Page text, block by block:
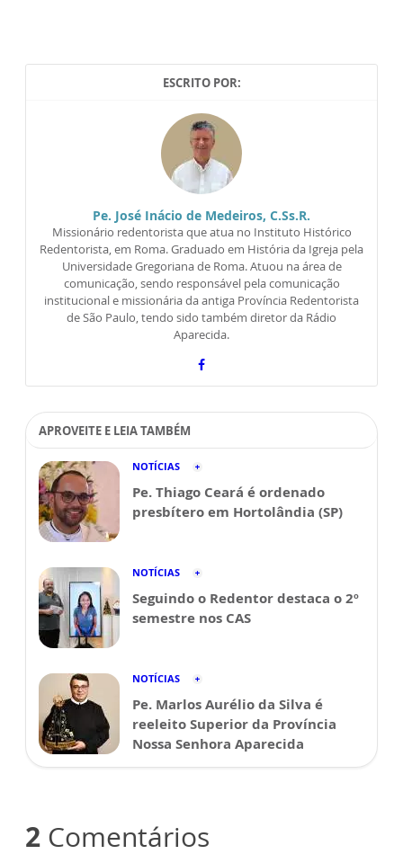
ESCRITO POR:
Pe. José Inácio de Medeiros, C.Ss.R.
Missionário redentorista que atua no Instituto Histórico
Redentorista, em Roma. Graduado em História da Igreja pela
Universidade Gregoriana de Roma. Atuou na área de
comunicação, sendo responsável pela comunicação
institucional e missionária da antiga Província Redentorista
de São Paulo, tendo sido também diretor da Rádio
Aparecida.
APROVEITE E LEIA TAMBÉM
NOTÍCIAS
Pe. Thiago Ceará é ordenado
presbítero em Hortolândia (SP)
NOTÍCIAS
Seguindo o Redentor destaca o 2º
semestre nos CAS
NOTÍCIAS
Pe. Marlos Aurélio da Silva é
reeleito Superior da Província
Nossa Senhora Aparecida
2 Comentários